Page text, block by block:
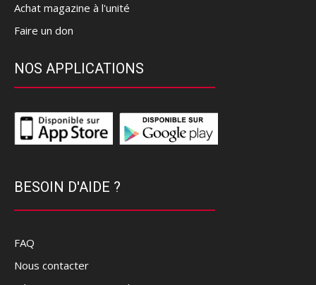
Achat magazine à l'unité
Faire un don
NOS APPLICATIONS
BESOIN D'AIDE ?
FAQ
Nous contacter